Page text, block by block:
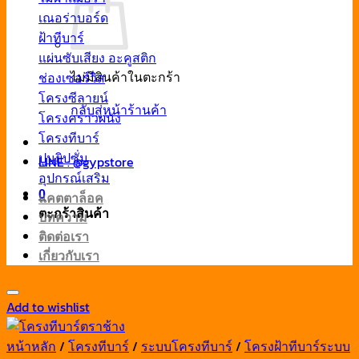
ไม่มีสินค้าในตะกร้า
กลับสู่หน้าร้านค้า
LINE : @gypstore
0
ตะกร้าสินค้า
เณอร่าบอร์ด
ฝ้าทีบาร์
แผ่นซับเสียง อะคูสติก
ช่องเซอร์วิส
โครงซีลายน์
โครงคร่าวผนัง
โครงทีบาร์
ปูนยิปซั่ม
อุปกรณ์เสริม
แคตตาล็อค
บทความ
ติดต่อเรา
เกี่ยวกับเรา
Add to wishlist
หน้าหลัก / โครงทีบาร์/ ระบบโครงทีบาร์/ โครงฝ้าทีบาร์ระบบ